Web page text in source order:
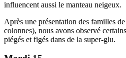
influencent aussi le manteau neigeux.
Après une présentation des familles
colonnes), nous avons observé
piégés et figés dans de la super-glu.